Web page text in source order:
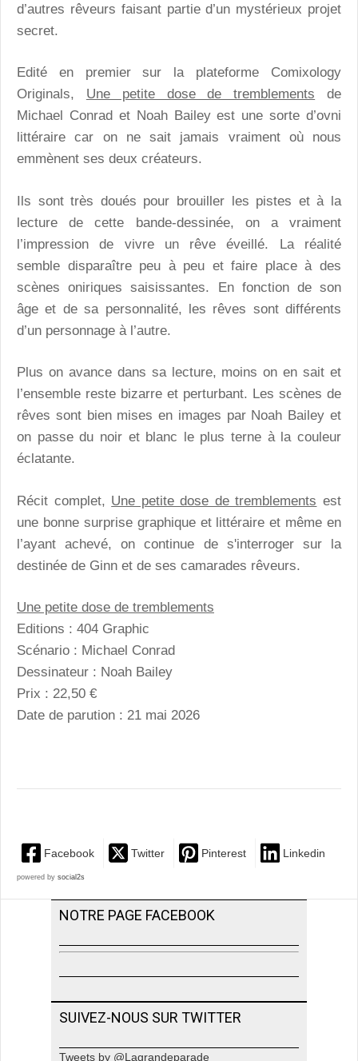
d’autres rêveurs faisant partie d’un mystérieux projet
secret.
Edité en premier sur la plateforme Comixology
Originals, Une petite dose de tremblements de
Michael Conrad et Noah Bailey est une sorte d’ovni
littéraire car on ne sait jamais vraiment où nous
emmènent ses deux créateurs.
Ils sont très doués pour brouiller les pistes et à la
lecture de cette bande-dessinée, on a vraiment
l’impression de vivre un rêve éveillé. La réalité
semble disparaître peu à peu et faire place à des
scènes oniriques saisissantes. En fonction de son
âge et de sa personnalité, les rêves sont différents
d’un personnage à l’autre.
Plus on avance dans sa lecture, moins on en sait et
l’ensemble reste bizarre et perturbant. Les scènes de
rêves sont bien mises en images par Noah Bailey et
on passe du noir et blanc le plus terne à la couleur
éclatante.
Récit complet, Une petite dose de tremblements est
une bonne surprise graphique et littéraire et même en
l’ayant achevé, on continue de s'interroger sur la
destinée de Ginn et de ses camarades rêveurs.
Une petite dose de tremblements
Editions : 404 Graphic
Scénario : Michael Conrad
Dessinateur : Noah Bailey
Prix : 22,50 €
Date de parution : 21 mai 2026
Facebook Twitter Pinterest Linkedin
powered by social2s
NOTRE PAGE FACEBOOK
SUIVEZ-NOUS SUR TWITTER
Tweets by @Lagrandeparade